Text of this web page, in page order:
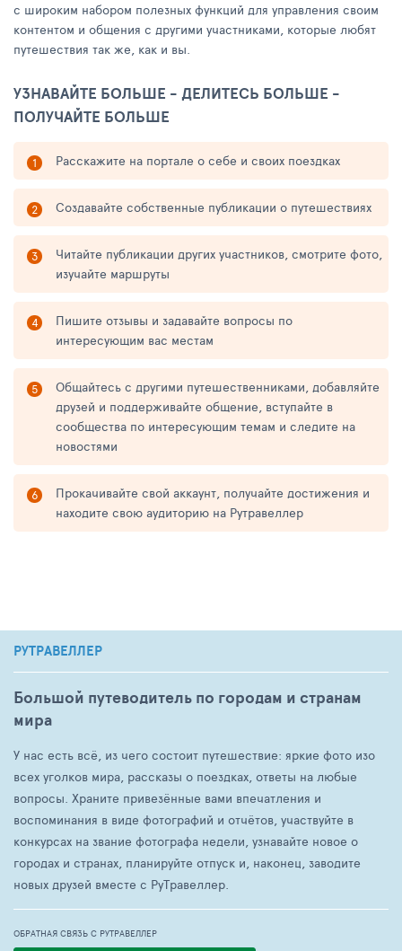
с широким набором полезных функций для управления своим
контентом и общения с другими участниками, которые любят
путешествия так же, как и вы.
УЗНАВАЙТЕ БОЛЬШЕ - ДЕЛИТЕСЬ БОЛЬШЕ -
ПОЛУЧАЙТЕ БОЛЬШЕ
Расскажите на портале о себе и своих поездках
Создавайте собственные публикации о путешествиях
Читайте публикации других участников, смотрите фото,
изучайте маршруты
Пишите отзывы и задавайте вопросы по
интересующим вас местам
Общайтесь с другими путешественниками, добавляйте
друзей и поддерживайте общение, вступайте в
сообщества по интересующим темам и следите на
новостями
Прокачивайте свой аккаунт, получайте достижения и
находите свою аудиторию на Рутравеллер
РУТРАВЕЛЛЕР
Большой путеводитель по городам и странам
мира
У нас есть всё, из чего состоит путешествие: яркие фото изо
всех уголков мира, рассказы о поездках, ответы на любые
вопросы. Храните привезённые вами впечатления и
воспоминания в виде фотографий и отчётов, участвуйте в
конкурсах на звание фотографа недели, узнавайте новое о
городах и странах, планируйте отпуск и, наконец, заводите
новых друзей вместе с РуТравеллер.
ОБРАТНАЯ СВЯЗЬ С РУТРАВЕЛЛЕР